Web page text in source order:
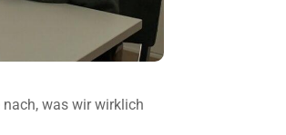
was wir wirklich